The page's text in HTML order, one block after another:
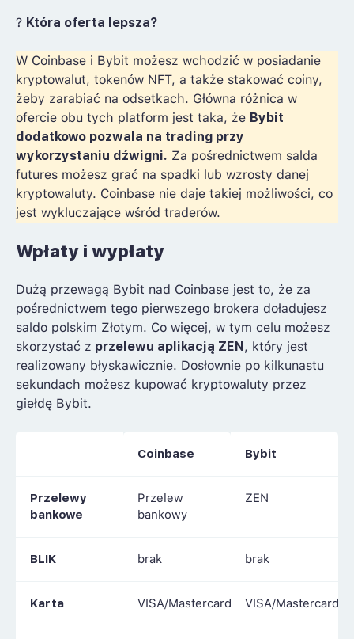
? Która oferta lepsza?
W Coinbase i Bybit możesz wchodzić w posiadanie
kryptowalut, tokenów NFT, a także stakować coiny,
żeby zarabiać na odsetkach. Główna różnica w
ofercie obu tych platform jest taka, że Bybit
dodatkowo pozwala na trading przy
wykorzystaniu dźwigni. Za pośrednictwem salda
futures możesz grać na spadki lub wzrosty danej
kryptowaluty. Coinbase nie daje takiej możliwości, co
jest wykluczające wśród traderów.
Wpłaty i wypłaty
Dużą przewagą Bybit nad Coinbase jest to, że za
pośrednictwem tego pierwszego brokera doładujesz
saldo polskim Złotym. Co więcej, w tym celu możesz
skorzystać z przelewu aplikacją ZEN, który jest
realizowany błyskawicznie. Dosłownie po kilkunastu
sekundach możesz kupować kryptowaluty przez
giełdę Bybit.
Coinbase Bybit
Przelewy
bankowe
Przelew
bankowy
ZEN
BLIK brak brak
Karta VISA/Mastercard VISA/Mastercard